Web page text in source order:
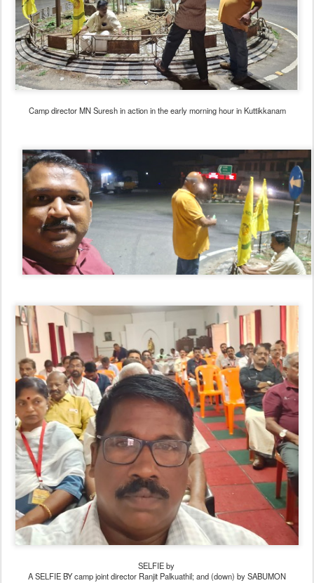
Camp director MN Suresh in action in the early morning hour in Kuttikkanam
SELFIE by
A SELFIE BY camp joint director Ranjit Palkuathil; and (down) by SABUMON